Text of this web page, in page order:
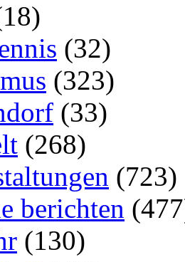
(32)
(323)
(33)
(268)
(723)
berichten
(130)